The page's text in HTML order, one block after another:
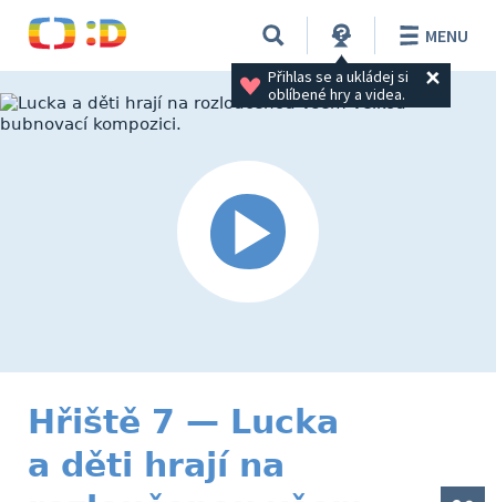
Přihlas se a ukládej si
oblíbené hry a videa.
MENU
Hřiště 7 — Lucka
a děti hrají na